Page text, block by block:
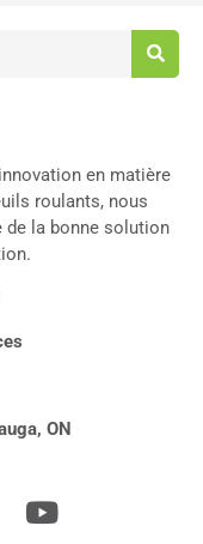
en matière
roulants, nous
de la bonne solution
ON